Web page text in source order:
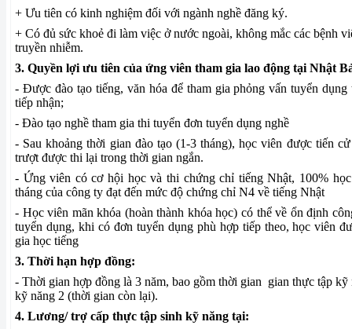
+ Ưu tiên có kinh nghiệm đối với ngành nghề đăng ký.
+ Có đủ sức khoẻ đi làm việc ở nước ngoài, không mắc các bệnh
truyền nhiễm.
3. Quyền lợi ưu tiên của ứng viên tham gia lao động tại Nhật
- Được đào tạo tiếng, văn hóa để tham gia phỏng vấn tuyển
tiếp nhận;
- Đào tạo nghề tham gia thi tuyển đơn tuyển dụng nghề
- Sau khoảng thời gian đào tạo (1-3 tháng), học viên được tiến
trượt được thi lại trong thời gian ngắn.
- Ứng viên có cơ hội học và thi chứng chỉ tiếng Nhật, 100%
tháng của công ty đạt đến mức độ chứng chỉ N4 về tiếng Nhật
- Học viên mãn khóa (hoàn thành khóa học) có thể về ổn định
tuyển dụng, khi có đơn tuyển dụng phù hợp tiếp theo, học viên
gia học tiếng
3. Thời hạn hợp đồng:
- Thời gian hợp đồng là 3 năm, bao gồm thời gian gian thực tập kỹ
kỹ năng 2 (thời gian còn lại).
4. Lương/ trợ cấp thực tập sinh kỹ năng tại: